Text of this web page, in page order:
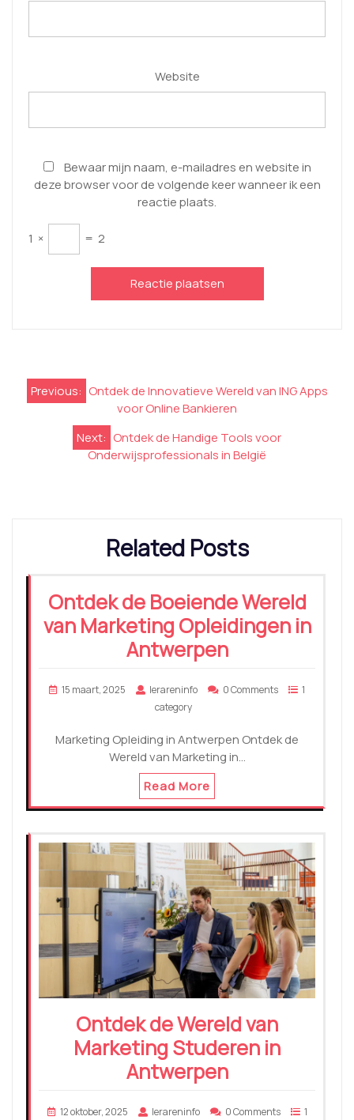
Website
Bewaar mijn naam, e-mailadres en website in
deze browser voor de volgende keer wanneer ik een
reactie plaats.
1 × = 2
Berichtnavigatie
Previous: Ontdek de Innovatieve Wereld van ING Apps
voor Online Bankieren
Next: Ontdek de Handige Tools voor
Onderwijsprofessionals in België
Related Posts
Ontdek de Boeiende Wereld
van Marketing Opleidingen in
Antwerpen
15 maart, 2025 lerareninfo 0 Comments
1
category
Marketing Opleiding in Antwerpen Ontdek de
Wereld van Marketing in…
Read More
Ontdek de Wereld van
Marketing Studeren in
Antwerpen
12 oktober, 2025 lerareninfo 0 Comments 1